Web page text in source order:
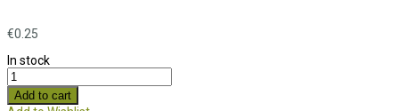
€0.25
In stock
Add to cart